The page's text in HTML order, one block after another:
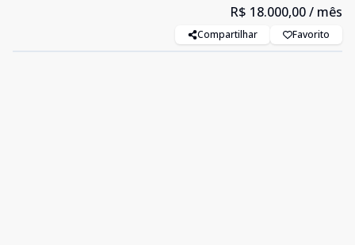
R$ 18.000,00/ mês
Compartilhar Favorito